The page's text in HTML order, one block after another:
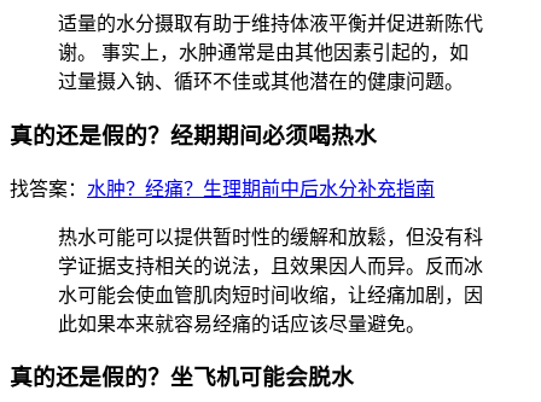
适量的水分摄取有助于维持体液平衡并促进新陈代
谢。 事实上，水肿通常是由其他因素引起的，如
过量摄入钠、循环不佳或其他潜在的健康问题。
真的还是假的？经期期间必须喝热水
找答案： 水肿？经痛？生理期前中后水分补充指南
热水可能可以提供暂时性的缓解和放鬆，但没有科
学证据支持相关的说法，且效果因人而异。反而冰
水可能会使血管肌肉短时间收缩，让经痛加剧，因
此如果本来就容易经痛的话应该尽量避免。
真的还是假的？坐飞机可能会脱水